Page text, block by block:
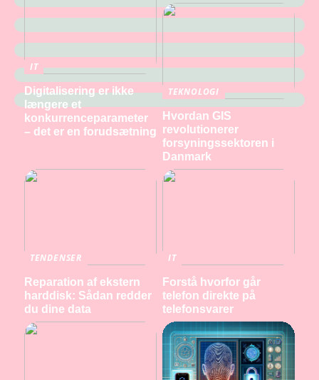
IT
Digitalisering er ikke
længere et
konkurrenceparameter
– det er en forudsætning
TEKNOLOGI
Hvordan GIS
revolutionerer
forsyningssektoren i
Danmark
TENDENSER
Reparation af ekstern
harddisk: Sådan redder
du dine data
IT
Forstå hvorfor går
telefon direkte på
telefonsvarer